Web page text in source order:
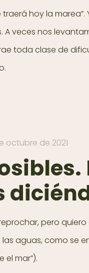
hoy la marea”.
A veces nos
toda clase de
octubre de 2021
pero
aguas, como se
el mar”).